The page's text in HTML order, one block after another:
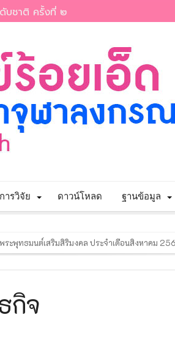
ดับชาติ ครั้งที่ ๒
การวิจัย ดาวน์โหลด ฐานข้อมูล
าณ พ.ศ. 2569
ยชื่อผู้มีสิทธิ์เข้าศึกษาต่อหลักสูตรพุทธศาสตรดุษ
กิจ